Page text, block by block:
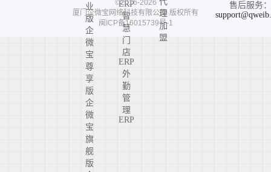
业
版
企
微
宝
尊
享
版
企
微
宝
旗
舰
版
ERP
智
慧
门
店
ERP
外
勤
管
理
ERP
理
加
盟
售后服务：
©2016-2026
厦门企微宝网络科技有限公司 版权所有
闽ICP备16015739号-1